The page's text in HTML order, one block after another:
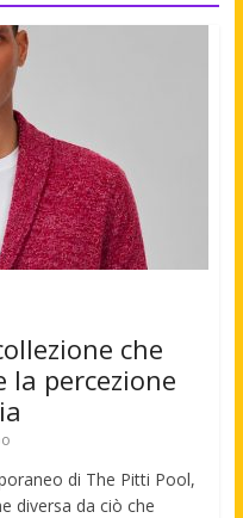
che
la percezione
di The Pitti Pool,
diversa da ciò che